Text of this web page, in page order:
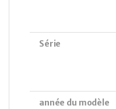
Série
année du modèle